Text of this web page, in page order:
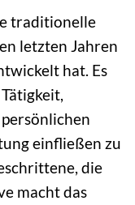
traditionelle
letzten Jahren
hat. Es
einfließen zu
die
macht das